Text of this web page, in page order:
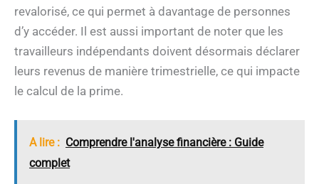
revalorisé, ce qui permet à davantage de personnes
d’y accéder. Il est aussi important de noter que les
travailleurs indépendants doivent désormais déclarer
leurs revenus de manière trimestrielle, ce qui impacte
le calcul de la prime.
A lire : Comprendre l'analyse financière : Guide
complet